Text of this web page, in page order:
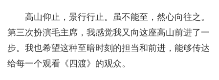
高山仰止，景行行止。虽不能至，然心向往之。
第三次扮演毛主席，我感觉我又向这座高山前进了一
步。我也希望这种至暗时刻的担当和前进，能够传达
给每一个观看《四渡》的观众。